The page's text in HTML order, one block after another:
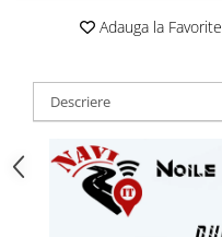
Adauga la Favorite
Descriere